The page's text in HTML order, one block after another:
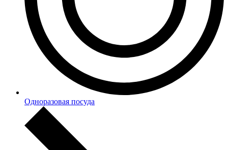
Одноразовая посуда